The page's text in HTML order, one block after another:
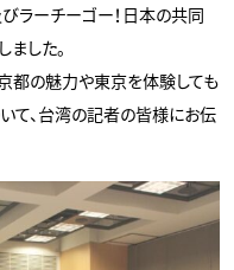
ラーチーゴー！日本の共同
した。
都の魅力や東京を体験しても
て、台湾の記者の皆様にお伝